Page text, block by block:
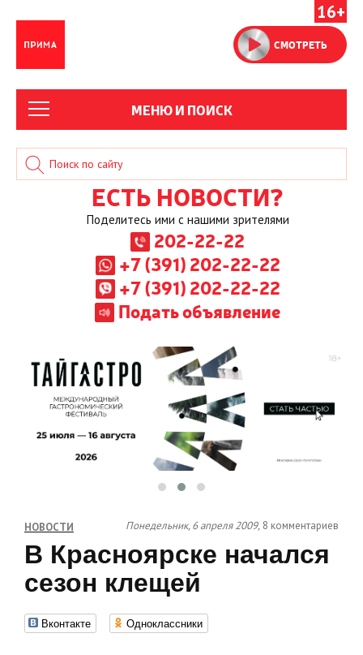
16+
СМОТРЕТЬ
МЕНЮ И ПОИСК
ЕСТЬ НОВОСТИ?
Поделитесь ими с нашими зрителями
202-22-22
+7 (391) 202-22-22
+7 (391) 202-22-22
Подать объявление
НОВОСТИ Понедельник, 6 апреля 2009, 8 комментариев
В Красноярске начался
сезон клещей
Вконтакте Одноклассники